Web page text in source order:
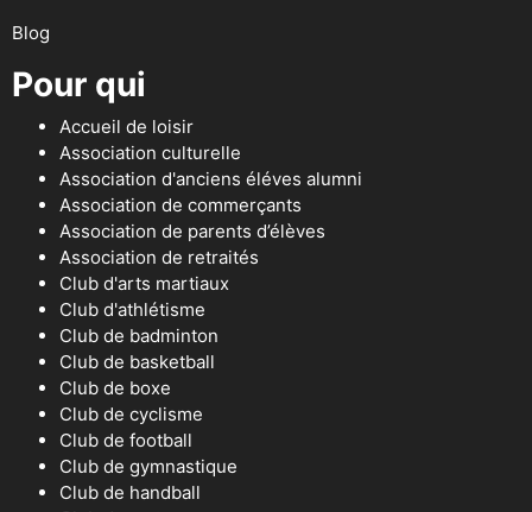
Blog
Pour qui
Accueil de loisir
Association culturelle
Association d'anciens éléves alumni
Association de commerçants
Association de parents d’élèves
Association de retraités
Club d'arts martiaux
Club d'athlétisme
Club de badminton
Club de basketball
Club de boxe
Club de cyclisme
Club de football
Club de gymnastique
Club de handball